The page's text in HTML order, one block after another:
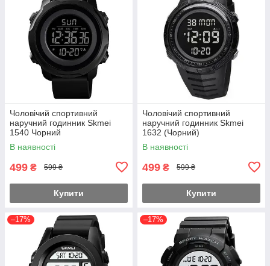
Чоловічий спортивний
наручний годинник Skmei
1540 Чорний
В наявності
499 ₴ 599 ₴
Купити
Чоловічий спортивний
наручний годинник Skmei
1632 (Чорний)
В наявності
499 ₴ 599 ₴
Купити
–17% –17%